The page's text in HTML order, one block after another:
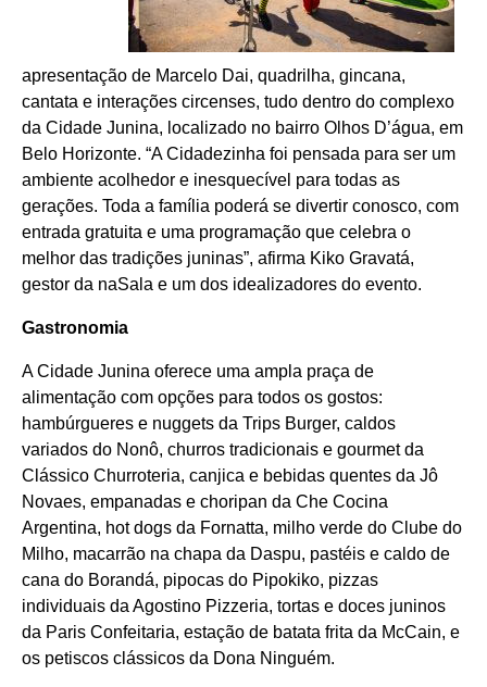
apresentação de Marcelo Dai, quadrilha, gincana,
cantata e interações circenses, tudo dentro do complexo
da Cidade Junina, localizado no bairro Olhos D’água, em
Belo Horizonte. “A Cidadezinha foi pensada para ser um
ambiente acolhedor e inesquecível para todas as
gerações. Toda a família poderá se divertir conosco, com
entrada gratuita e uma programação que celebra o
melhor das tradições juninas”, afirma Kiko Gravatá,
gestor da naSala e um dos idealizadores do evento.
Gastronomia
A Cidade Junina oferece uma ampla praça de
alimentação com opções para todos os gostos:
hambúrgueres e nuggets da Trips Burger, caldos
variados do Nonô, churros tradicionais e gourmet da
Clássico Churroteria, canjica e bebidas quentes da Jô
Novaes, empanadas e choripan da Che Cocina
Argentina, hot dogs da Fornatta, milho verde do Clube do
Milho, macarrão na chapa da Daspu, pastéis e caldo de
cana do Borandá, pipocas do Pipokiko, pizzas
individuais da Agostino Pizzeria, tortas e doces juninos
da Paris Confeitaria, estação de batata frita da McCain, e
os petiscos clássicos da Dona Ninguém.